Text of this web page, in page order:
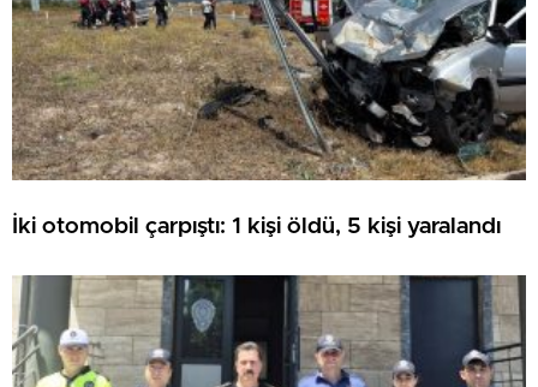
İki otomobil çarpıştı: 1 kişi öldü, 5 kişi yaralandı